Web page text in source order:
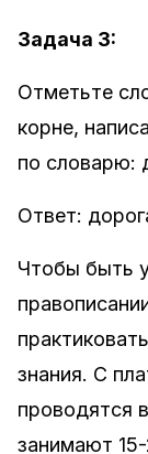
Задача 3:
Отметьте
корне,
по словарю:
Ответ:
Чтобы быть
знания. С
проводятся
занимают